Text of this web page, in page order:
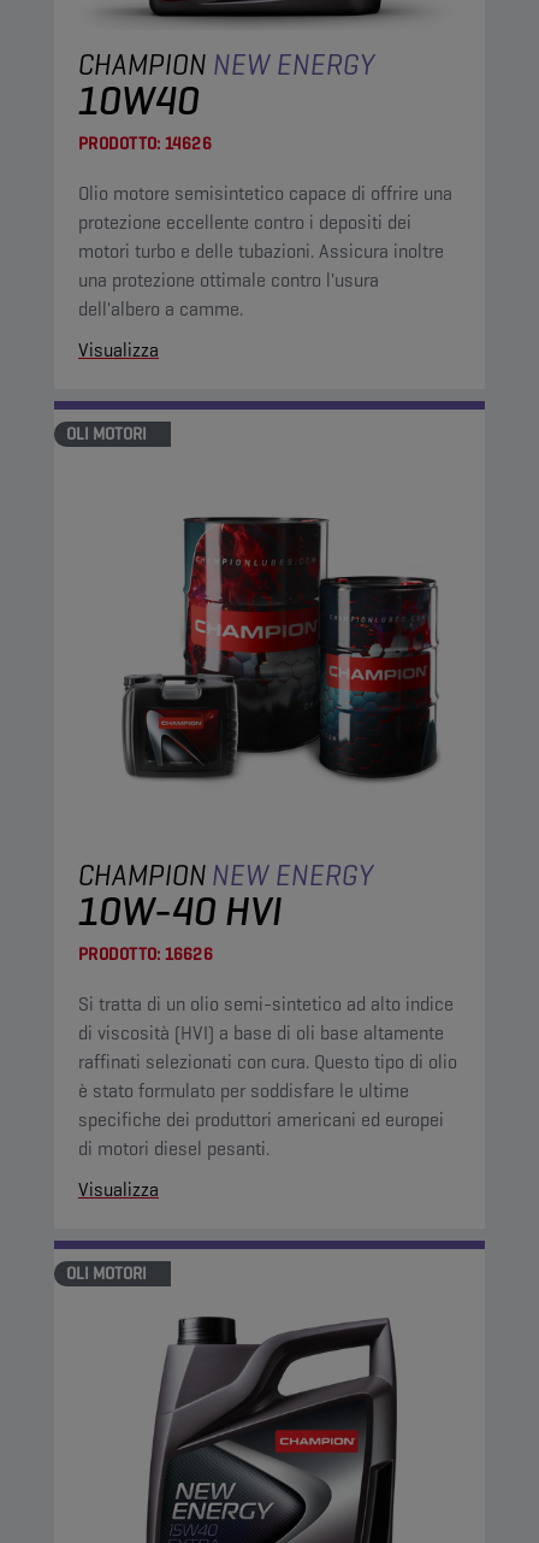
CHAMPION NEW ENERGY
10W40
PRODOTTO: 14626
Olio motore semisintetico capace di offrire una
protezione eccellente contro i depositi dei
motori turbo e delle tubazioni. Assicura inoltre
una protezione ottimale contro l'usura
dell'albero a camme.
Visualizza
OLI MOTORI
CHAMPIONNEW ENERGY
10W-40 HVI
PRODOTTO: 16626
Si tratta di un olio semi-sintetico ad alto indice
di viscosità (HVI) a base di oli base altamente
raffinati selezionati con cura. Questo tipo di olio
è stato formulato per soddisfare le ultime
specifiche dei produttori americani ed europei
di motori diesel pesanti.
Visualizza
OLI MOTORI